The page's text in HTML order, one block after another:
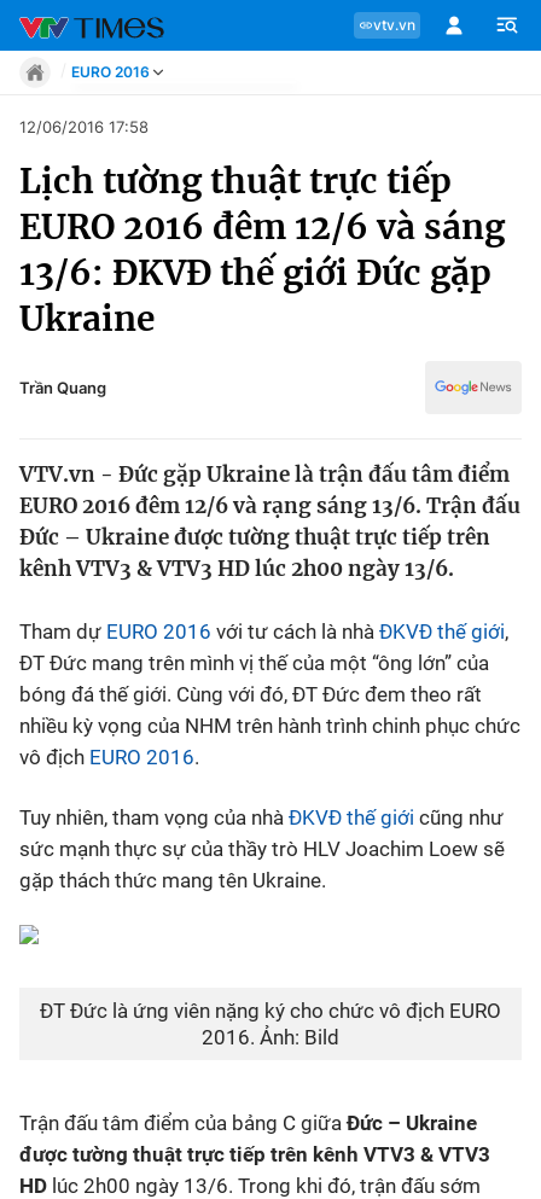
vtv.vn
Chuyên mục
Tin tức
Move
Phong cách
Sự kiện
Thể thao Điện tử
Các môn khác
VIDEO
Bên lề
EURO 2016
Move
Phong cách
Sự kiện
Bóng đá
Các môn khác
Bên lề
12/06/2016 17:58
Lịch tường thuật trực tiếp
EURO 2016 đêm 12/6 và sáng
13/6: ĐKVĐ thế giới Đức gặp
Ukraine
Trần Quang
VTV.vn - Đức gặp Ukraine là trận đấu tâm điểm
EURO 2016 đêm 12/6 và rạng sáng 13/6. Trận đấu
Đức – Ukraine được tường thuật trực tiếp trên
kênh VTV3 & VTV3 HD lúc 2h00 ngày 13/6.
Tham dự EURO 2016 với tư cách là nhà ĐKVĐ thế giới,
ĐT Đức mang trên mình vị thế của một “ông lớn” của
bóng đá thế giới. Cùng với đó, ĐT Đức đem theo rất
nhiều kỳ vọng của NHM trên hành trình chinh phục chức
vô địch EURO 2016.
Tuy nhiên, tham vọng của nhà ĐKVĐ thế giới cũng như
sức mạnh thực sự của thầy trò HLV Joachim Loew sẽ
gặp thách thức mang tên Ukraine.
ĐT Đức là ứng viên nặng ký cho chức vô địch EURO
2016. Ảnh: Bild
Trận đấu tâm điểm của bảng C giữaĐức – Ukraine
được tường thuật trực tiếp trên kênh VTV3 & VTV3
HD lúc 2h00 ngày 13/6. Trong khi đó, trận đấu sớm